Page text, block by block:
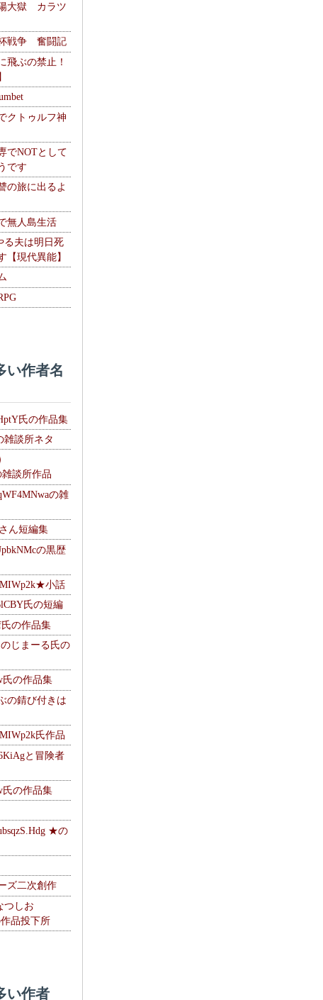
大獄 カラツ
戦争 奮闘記
飛ぶの禁止！
クトゥルフ神
でNOTとして
です
の旅に出るよ
無人島生活
る夫は明日死
【現代異能】
い作者名
氏の作品集
談所ネタ
談所作品
の雑
ん短編集
の黒歴
小話
氏の短編
の作品集
じまーる氏の
の作品集
の錆び付きは
氏作品
と冒険者
の作品集
★の
ズ二次創作
つしお
品投下所
い作者